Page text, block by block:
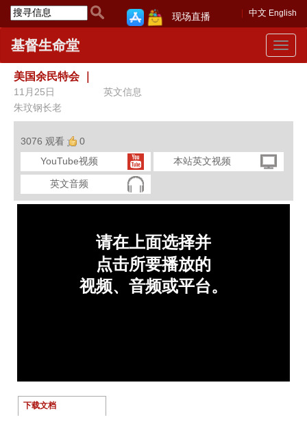
中文 English
现场直播
Toggle
基督生命堂
美国余民特会
11月25日
英文信息
朱玟钢长老
3076 观看
0
YouTube视频
本站英文视频
英文音频
下载文档